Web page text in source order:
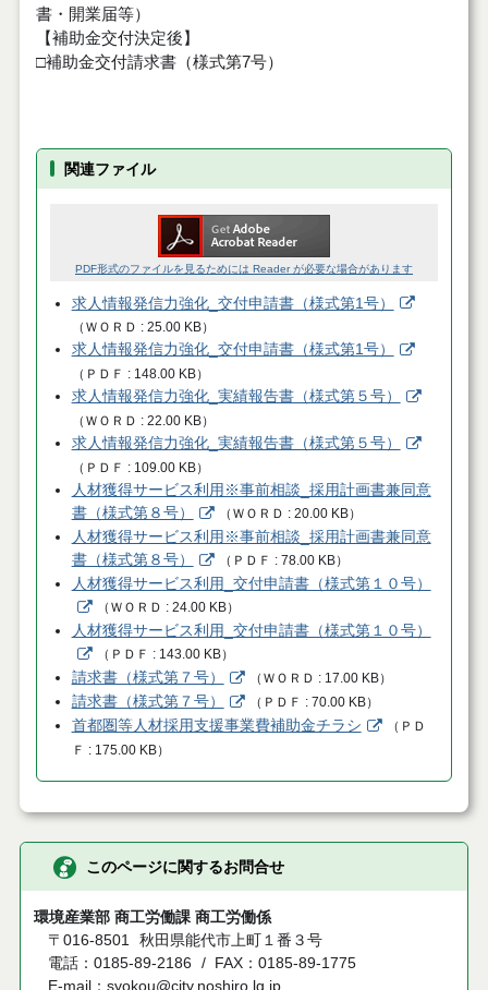
書・開業届等）
【補助金交付決定後】
□補助金交付請求書（様式第7号）
関連ファイル
PDF形式のファイルを見るためには Reader が必要な場合があります
求人情報発信力強化_交付申請書（様式第1号）
（ ＷＯＲＤ 25.00 KB）
求人情報発信力強化_交付申請書（様式第1号）
（ ＰＤＦ 148.00 KB）
求人情報発信力強化_実績報告書（様式第５号）
（ ＷＯＲＤ 22.00 KB）
求人情報発信力強化_実績報告書（様式第５号）
（ ＰＤＦ 109.00 KB）
人材獲得サービス利用※事前相談_採用計画書兼同意
書（様式第８号）
（ ＷＯＲＤ 20.00 KB）
人材獲得サービス利用※事前相談_採用計画書兼同意
書（様式第８号）
（ ＰＤＦ 78.00 KB）
人材獲得サービス利用_交付申請書（様式第１０号）
（ ＷＯＲＤ 24.00 KB）
人材獲得サービス利用_交付申請書（様式第１０号）
（ ＰＤＦ 143.00 KB）
請求書（様式第７号） （ ＷＯＲＤ 17.00 KB）
請求書（様式第７号） （ ＰＤＦ 70.00 KB）
首都圏等人材採用支援事業費補助金チラシ （ ＰＤ
Ｆ
175.00 KB）
このページに関するお問合せ
環境産業部 商工労働課 商工労働係
〒016-8501 秋田県能代市上町１番３号
電話：0185-89-2186
FAX：0185-89-1775
E-mail：syokou@city.noshiro.lg.jp